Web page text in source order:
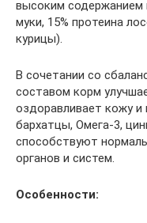
высоким содержанием
муки, 15% протеина
курицы).
В сочетании со
составом корм
оздоравливает кожу
бархатцы, Омега-3,
способствуют
органов и систем.
Особенности: